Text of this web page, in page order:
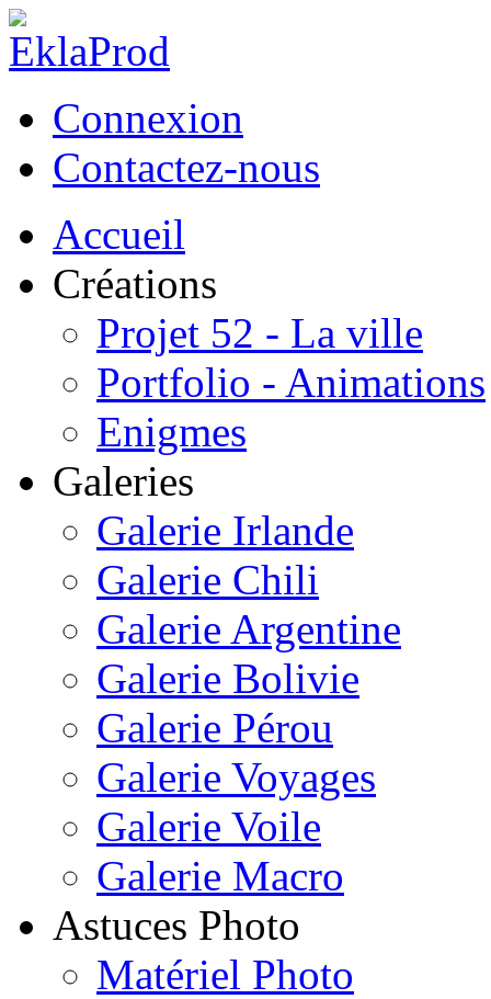
Connexion
Contactez-nous
Accueil
Créations
Projet 52 - La ville
Portfolio - Animations
Enigmes
Galeries
Galerie Irlande
Galerie Chili
Galerie Argentine
Galerie Bolivie
Galerie Pérou
Galerie Voyages
Galerie Voile
Galerie Macro
Astuces Photo
Matériel Photo